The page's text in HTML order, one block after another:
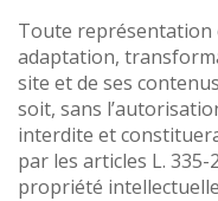
Toute
adaptation,
site et de ses
soit, sans
interdite et
par les articles L.
propriété